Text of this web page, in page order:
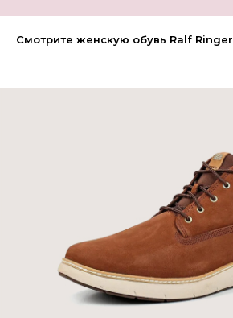
Смотрите женскую обувь Ralf Ringer